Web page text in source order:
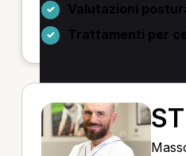
Valutazioni
Trattamenti per